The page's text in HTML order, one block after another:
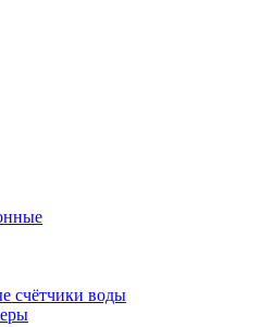
счётчики воды